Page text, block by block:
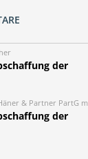
der
& Partner PartG
der